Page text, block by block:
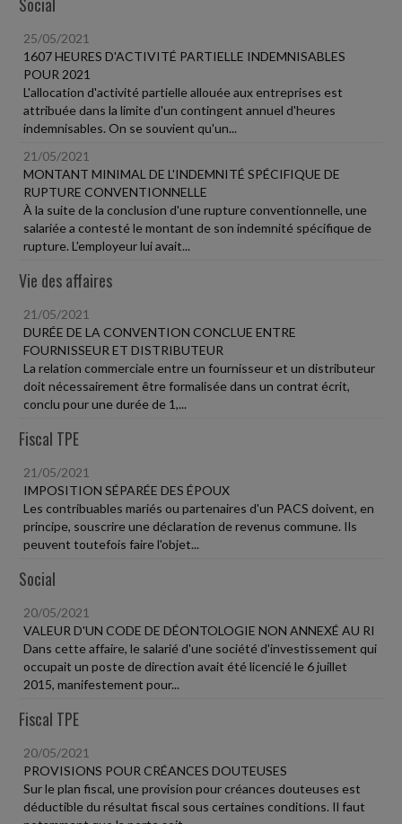
25/05/2021
1607 HEURES D'ACTIVITÉ PARTIELLE INDEMNISABLES
POUR 2021
L'allocation d'activité partielle allouée aux entreprises est
attribuée dans la limite d'un contingent annuel d'heures
indemnisables. On se souvient qu'un...
21/05/2021
MONTANT MINIMAL DE L'INDEMNITÉ SPÉCIFIQUE DE
RUPTURE CONVENTIONNELLE
À la suite de la conclusion d'une rupture conventionnelle, une
salariée a contesté le montant de son indemnité spécifique de
rupture. L'employeur lui avait...
Vie des affaires
21/05/2021
DURÉE DE LA CONVENTION CONCLUE ENTRE
FOURNISSEUR ET DISTRIBUTEUR
La relation commerciale entre un fournisseur et un distributeur
doit nécessairement être formalisée dans un contrat écrit,
conclu pour une durée de 1,...
Fiscal TPE
21/05/2021
IMPOSITION SÉPARÉE DES ÉPOUX
Les contribuables mariés ou partenaires d'un PACS doivent, en
principe, souscrire une déclaration de revenus commune. Ils
peuvent toutefois faire l'objet...
Social
20/05/2021
VALEUR D'UN CODE DE DÉONTOLOGIE NON ANNEXÉ AU RI
Dans cette affaire, le salarié d'une société d'investissement qui
occupait un poste de direction avait été licencié le 6 juillet
2015, manifestement pour...
Fiscal TPE
20/05/2021
PROVISIONS POUR CRÉANCES DOUTEUSES
Sur le plan fiscal, une provision pour créances douteuses est
déductible du résultat fiscal sous certaines conditions. Il faut